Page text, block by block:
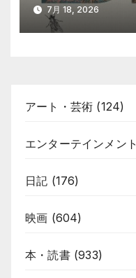
7月 18, 2026
アート・芸術 (124)
エンターテインメント
日記 (176)
映画 (604)
本・読書(933)